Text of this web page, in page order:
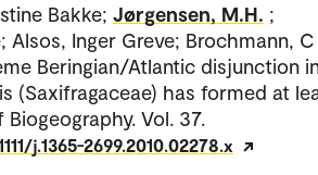
Bakke; Jørgensen, M.H. ;
Alsos, Inger Greve; Brochmann, C
Beringian/Atlantic disjunction
(Saxifragaceae) has formed at
Vol. 37.
j.1365-2699.2010.02278.x